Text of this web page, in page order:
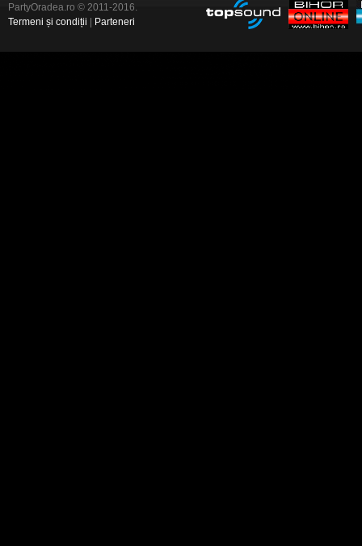
PartyOradea.ro © 2011-2016.
Termeni și condiții
Parteneri